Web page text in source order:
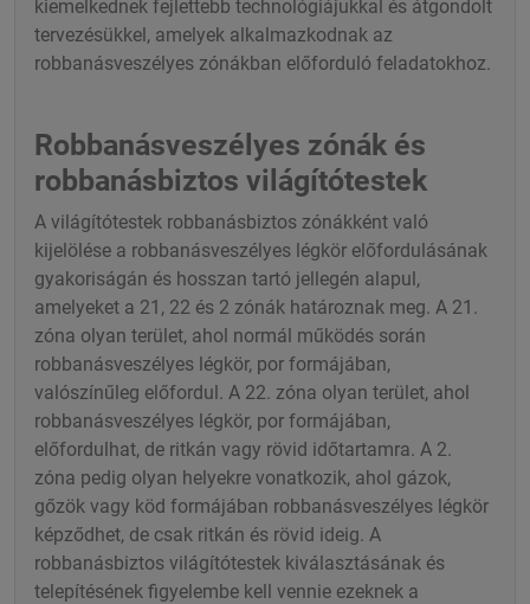
kiemelkednek fejlettebb technológiájukkal és átgondolt
tervezésükkel, amelyek alkalmazkodnak az
robbanásveszélyes zónákban előforduló feladatokhoz.
Robbanásveszélyes zónák és
robbanásbiztos világítótestek
A világítótestek robbanásbiztos zónákként való
kijelölése a robbanásveszélyes légkör előfordulásának
gyakoriságán és hosszan tartó jellegén alapul,
amelyeket a 21, 22 és 2 zónák határoznak meg. A 21.
zóna olyan terület, ahol normál működés során
robbanásveszélyes légkör, por formájában,
valószínűleg előfordul. A 22. zóna olyan terület, ahol
robbanásveszélyes légkör, por formájában,
előfordulhat, de ritkán vagy rövid időtartamra. A 2.
zóna pedig olyan helyekre vonatkozik, ahol gázok,
gőzök vagy köd formájában robbanásveszélyes légkör
képződhet, de csak ritkán és rövid ideig. A
robbanásbiztos világítótestek kiválasztásának és
telepítésének figyelembe kell vennie ezeknek a